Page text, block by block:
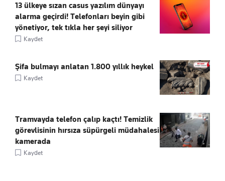
13 ülkeye sızan casus yazılım dünyayı
alarma geçirdi! Telefonları beyin gibi
yönetiyor, tek tıkla her şeyi siliyor
Kaydet
Şifa bulmayı anlatan 1.800 yıllık heykel
Kaydet
Tramvayda telefon çalıp kaçtı! Temizlik
görevlisinin hırsıza süpürgeli müdahalesi
kamerada
Kaydet